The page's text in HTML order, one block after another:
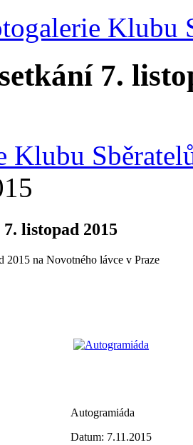
Klubu
7.
Klubu
listopad 2015
2015 na Novotného lávce v Praze
Autogramiáda
Datum: 7.11.2015